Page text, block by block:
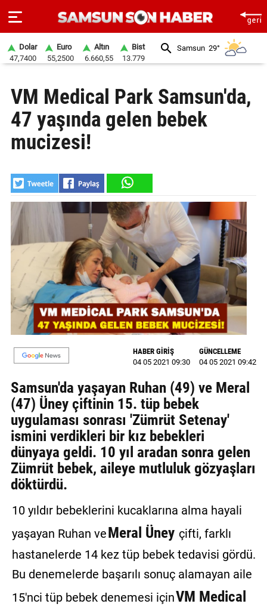
SAYFA
SAMSUN
HABER
GÜNDEM
SİYASET
EKONOMİ
DÜNYA
MAGAZİN
GALERİ
YAZARLAR
BİZE
ULAŞIN
Künye
İletişim
Gizlilik
Dolar
47,7400
Euro
55,2500
Altın
6.660,55
Bist
13.779
Samsun 29°
VM Medical Park Samsun'da,
47 yaşında gelen bebek
mucizesi!
HABER GİRİŞ
04 05 2021 09:30
GÜNCELLEME
04 05 2021 09:42
Samsun'da yaşayan Ruhan (49) ve Meral
(47) Üney çiftinin 15. tüp bebek
uygulaması sonrası 'Zümrüt Setenay'
ismini verdikleri bir kız bebekleri
dünyaya geldi. 10 yıl aradan sonra gelen
Zümrüt bebek, aileye mutluluk gözyaşları
döktürdü.
10 yıldır bebeklerini kucaklarına alma hayali
yaşayan Ruhan veMeral Üney çifti, farklı
hastanelerde 14 kez tüp bebek tedavisi gördü.
Bu denemelerde başarılı sonuç alamayan aile
15'nci tüp bebek denemesi içinVM Medical